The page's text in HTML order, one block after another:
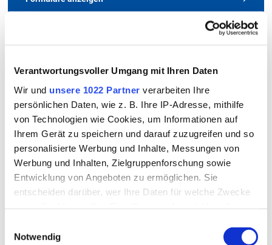
Verantwortungsvoller Umgang mit Ihren Daten
Wir und unsere 1022 Partner verarbeiten Ihre
persönlichen Daten, wie z. B. Ihre IP-Adresse, mithilfe
von Technologien wie Cookies, um Informationen auf
Ihrem Gerät zu speichern und darauf zuzugreifen und so
personalisierte Werbung und Inhalte, Messungen von
Werbung und Inhalten, Zielgruppenforschung sowie
Entwicklung von Angeboten zu ermöglichen. Sie
entscheiden darüber, wer Ihre Daten für welche Zwecke
Trigger Symbol ändern oder widerrufen
Notwendig
Alle Merkblätter und Formulare
im Überblick
A B C D E F G H I J K
L M N O P Q R S T U V
W
Wasserrecht
Ringstraße 4 - 7
84347 Pfarrkirchen
Telefon
08561/20-319, -349, -364
Telefax
08561/20-353
Jetzt Kontakt aufnehmen